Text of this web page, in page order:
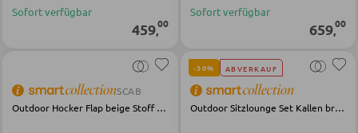
STÜHLE
Esszimmerstühle
Sofort verfügbar
459,00
Sofort verfügbar
659,00
SCAB
Outdoor Hocker Flap beige Stoff Stahl
-30% ABVERKAUF
Outdoor Sitzlounge Set Kallen braun Aluminium Textilene